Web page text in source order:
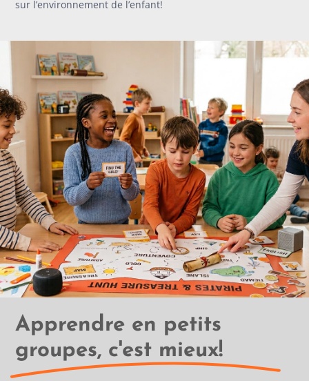
sur l’environnement de l’enfant!
Apprendre en petits
groupes, c'est mieux!